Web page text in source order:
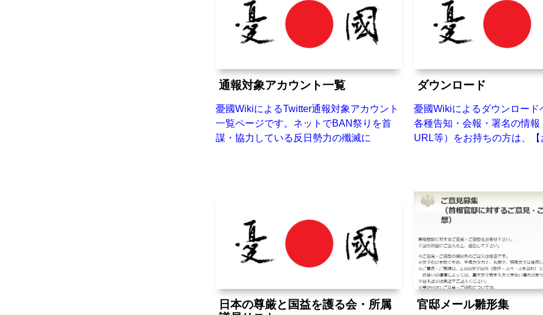
通報対象アカウント一覧
憂國WikiによるTwitter通報対象アカウント
一覧ページです。ネットでBAN祭りを首
謀・協力している反日勢力の殲滅に
ダウンロード
憂國Wikiによるダウンロード
各種告知・会報・署名の情報
URL等）をお持ちの方は、
日本の尊厳と国益を護る会・所属
官邸メール雛形集